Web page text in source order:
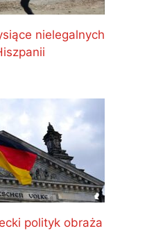
nielegalnych
polityk obraża